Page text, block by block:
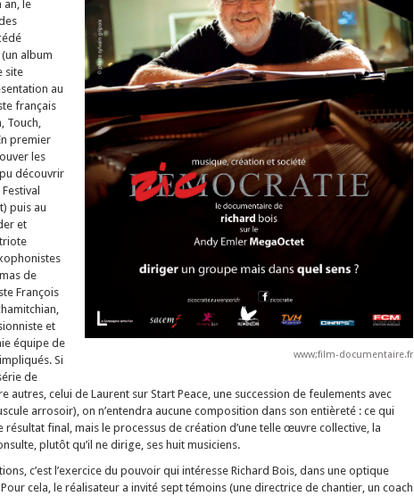
www;film-documentaire.fr
an, le
album
site
au
français
Touch,
premier
les
découvrir
puis au
et
de
François
et
équipe de
Si
de
autres, celui de Laurent sur Start Peace, une succession de feulements avec
arrosoir), on n’entendra aucune composition dans son entièreté : ce qui
résultat final, mais le processus de création d’une telle œuvre collective, la
plutôt qu’il ne dirige, ses huit musiciens.
c’est l’exercice du pouvoir qui intéresse Richard Bois, dans une optique
cela, le réalisateur a invité sept témoins (une directrice de chantier, un coach